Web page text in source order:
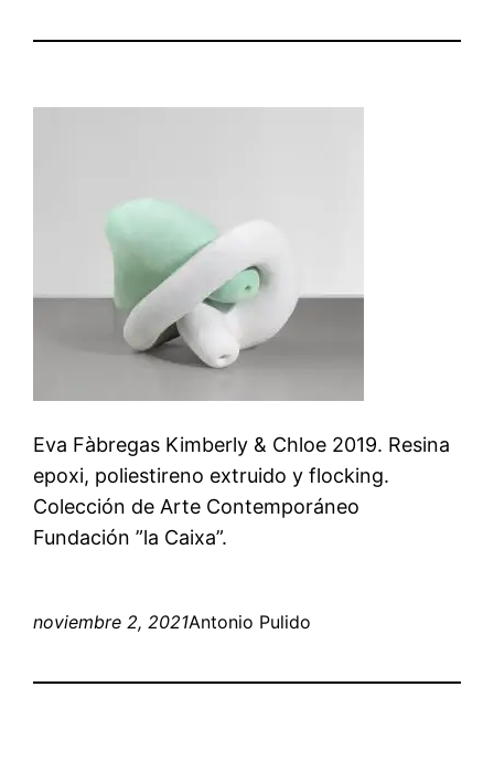
Eva Fàbregas Kimberly & Chloe 2019. Resina
epoxi, poliestireno extruido y flocking.
Colección de Arte Contemporáneo
Fundación ”la Caixa”.
noviembre 2, 2021Antonio Pulido